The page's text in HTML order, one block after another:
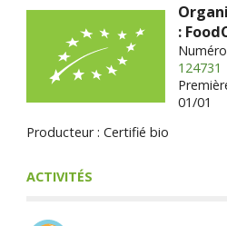
:
124731
01/01
Producteur : Certifié bio
ACTIVITÉS